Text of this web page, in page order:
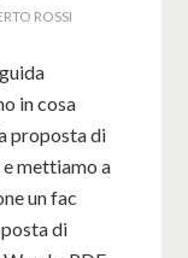
ROSSI
in cosa
proposta di
mettiamo a
un fac
di